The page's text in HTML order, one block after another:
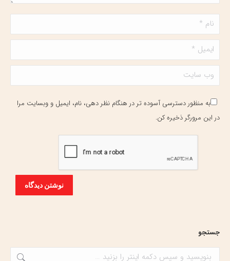
نام *
ایمیل *
وب سایت
به منظور دسترسی آسوده تر در هنگام نظر دهی، نام، ایمیل و وبسایت مرا
در این مرورگر ذخیره کن.
نوشتن دیدگاه
جستجو
جستجو: